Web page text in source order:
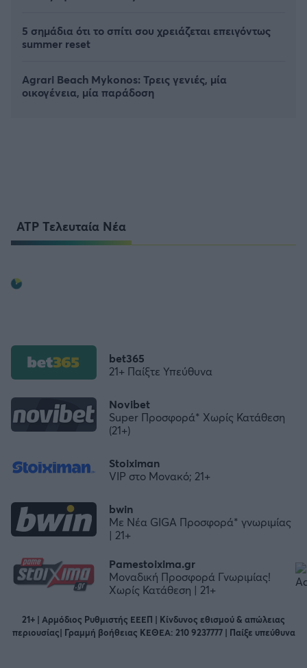
5 σημάδια ότι το σπίτι σου χρειάζεται επειγόντως
summer reset
Agrari Beach Mykonos: Τρεις γενιές, μία
οικογένεια, μία παράδοση
ATP Τελευταία Νέα
bwin
Με Νέα GIGA Προσφορά* γνωριμίας
| 21+
Stoiximan
VIP στο Μονακό; 21+
Novibet
Super Προσφορά* Χωρίς Κατάθεση
(21+)
Pamestoixima.gr
Μοναδική Προσφορά Γνωριμίας!
Χωρίς Κατάθεση | 21+
bet365
21+ Παίξτε Υπεύθυνα
21+ | Αρμόδιος Ρυθμιστής ΕΕΕΠ | Κίνδυνος εθισμού & απώλειας
περιουσίας| Γραμμή βοήθειας ΚΕΘΕΑ: 210 9237777 | Παίξε υπεύθυνα